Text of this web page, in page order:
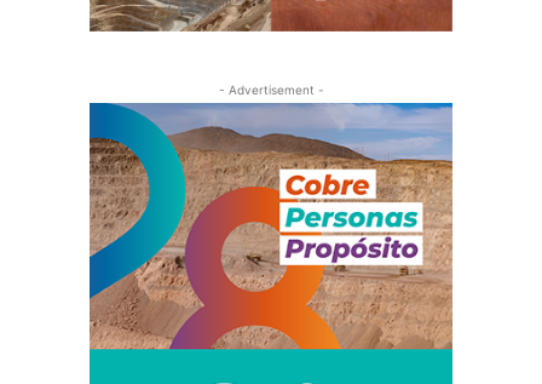
- Advertisement -